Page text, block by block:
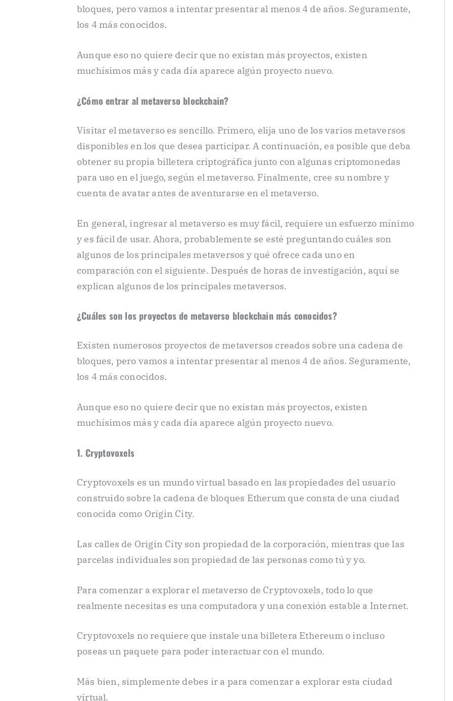
bloques, pero vamos a intentar presentar al menos 4 de años. Seguramente,
los 4 más conocidos.
Aunque eso no quiere decir que no existan más proyectos, existen
muchísimos más y cada día aparece algún proyecto nuevo.
¿Cómo entrar al metaverso blockchain?
Visitar el metaverso es sencillo. Primero, elija uno de los varios metaversos
disponibles en los que desea participar. A continuación, es posible que deba
obtener su propia billetera criptográfica junto con algunas criptomonedas
para uso en el juego, según el metaverso. Finalmente, cree su nombre y
cuenta de avatar antes de aventurarse en el metaverso.
En general, ingresar al metaverso es muy fácil, requiere un esfuerzo mínimo
y es fácil de usar. Ahora, probablemente se esté preguntando cuáles son
algunos de los principales metaversos y qué ofrece cada uno en
comparación con el siguiente. Después de horas de investigación, aquí se
explican algunos de los principales metaversos.
¿Cuáles son los proyectos de metaverso blockchain más conocidos?
Existen numerosos proyectos de metaversos creados sobre una cadena de
bloques, pero vamos a intentar presentar al menos 4 de años. Seguramente,
los 4 más conocidos.
Aunque eso no quiere decir que no existan más proyectos, existen
muchísimos más y cada día aparece algún proyecto nuevo.
1. Cryptovoxels
Cryptovoxels es un mundo virtual basado en las propiedades del usuario
construido sobre la cadena de bloques Etherum que consta de una ciudad
conocida como Origin City.
Las calles de Origin City son propiedad de la corporación, mientras que las
parcelas individuales son propiedad de las personas como tú y yo.
Para comenzar a explorar el metaverso de Cryptovoxels, todo lo que
realmente necesitas es una computadora y una conexión estable a Internet.
Cryptovoxels no requiere que instale una billetera Ethereum o incluso
poseas un paquete para poder interactuar con el mundo.
Más bien, simplemente debes ir a para comenzar a explorar esta ciudad
virtual.